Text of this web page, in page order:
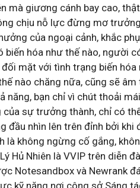
mà giương cánh bay cao,
chịu nỗ lực đừng mơ
của ngoại cảnh, khắc
biến hóa như thế nào, người
mặt với tình trạng biến hóa
nào chăng nữa, cũng sẽ
năng, bạn chỉ vì chút thoải
sự trưởng thành, chỉ có
nhìn lên trên đỉnh bởi khi
là không ngừng cố gắng,
Hủ Nhiên là VVIP trên diễn
Notesandbox và Newrank